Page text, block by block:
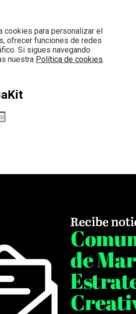
cookies para personalizar el
ofrecer funciones de redes
Si sigues navegando
nuestra Política de cookies.